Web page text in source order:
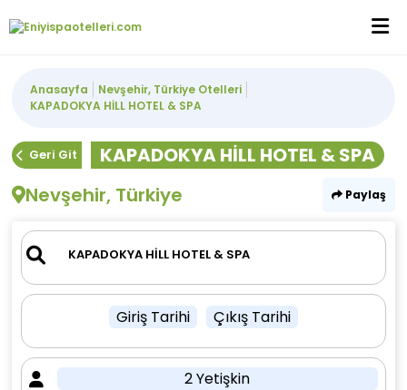
Anasayfa
Nevşehir, Türkiye Otelleri
KAPADOKYA HİLL HOTEL & SPA
Geri Git
KAPADOKYA HİLL HOTEL & SPA
Nevşehir, Türkiye
Paylaş
Giriş Tarihi Çıkış Tarihi
2 Yetişkin